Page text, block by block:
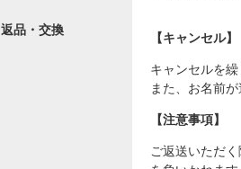
返品・交換
【キャンセル】
キャンセルを
また、お名前
【注意事項】
ご返送いただ